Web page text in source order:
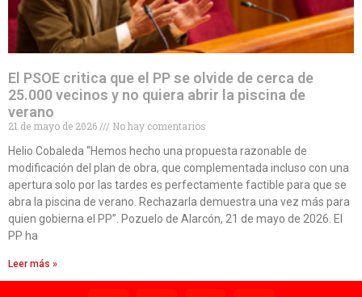
El PSOE critica que el PP se olvide de cerca de
25.000 vecinos y no quiera abrir la piscina de
verano
21 de mayo de 2026
No hay comentarios
Helio Cobaleda “Hemos hecho una propuesta razonable de
modificación del plan de obra, que complementada incluso con una
apertura solo por las tardes es perfectamente factible para que se
abra la piscina de verano. Rechazarla demuestra una vez más para
quien gobierna el PP”. Pozuelo de Alarcón, 21 de mayo de 2026. El
PP ha
Leer más »